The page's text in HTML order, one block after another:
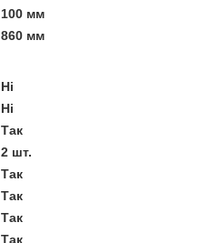
100 мм
860 мм
Ні
Ні
Так
2 шт.
Так
Так
Так
Так